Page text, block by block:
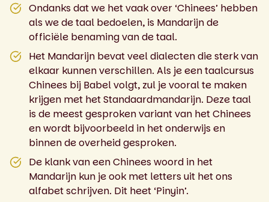
Ondanks dat we het vaak over ‘Chinees’ hebben
als we de taal bedoelen, is Mandarijn de
officiële benaming van de taal.
Het Mandarijn bevat veel dialecten die sterk van
elkaar kunnen verschillen. Als je een taalcursus
Chinees bij Babel volgt, zul je vooral te maken
krijgen met het Standaardmandarijn. Deze taal
is de meest gesproken variant van het Chinees
en wordt bijvoorbeeld in het onderwijs en
binnen de overheid gesproken.
De klank van een Chinees woord in het
Mandarijn kun je ook met letters uit het ons
alfabet schrijven. Dit heet ‘Pinyin’.